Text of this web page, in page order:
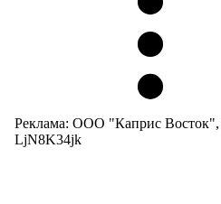
Реклама: ООО "Каприс
LjN8K34jk